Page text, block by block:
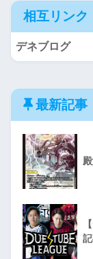
相互リンク
デネブログ
最新記事